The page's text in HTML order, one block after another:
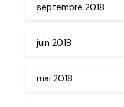
septembre 2018
juin 2018
mai 2018